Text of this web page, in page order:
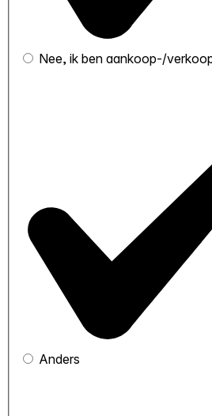
Nee, ik ben aankoop-/
Anders